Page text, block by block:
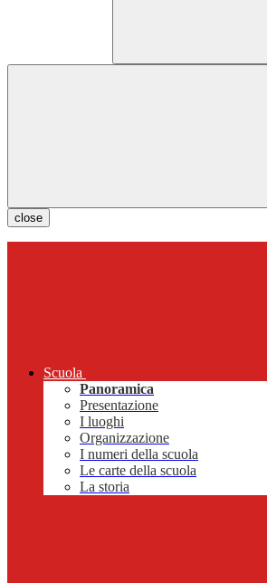
close
Scuola
Panoramica
Presentazione
I luoghi
Organizzazione
I numeri della scuola
Le carte della scuola
La storia